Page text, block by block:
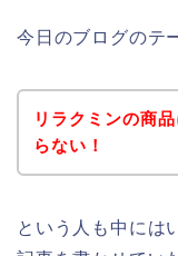
今日のブログのテ
リラクミンの商
らない！
という人も中には